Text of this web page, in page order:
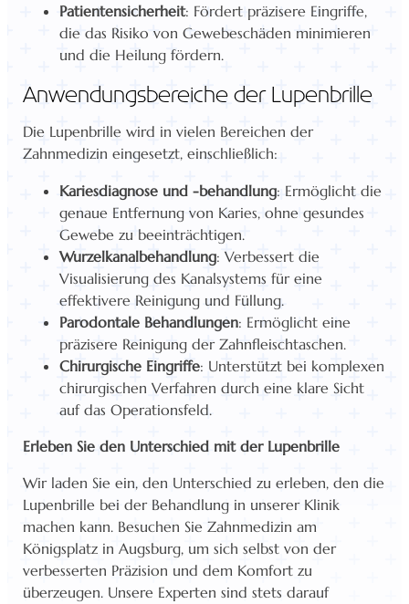
Patientensicherheit: Fördert präzisere Eingriffe,
die das Risiko von Gewebeschäden minimieren
und die Heilung fördern.
Anwendungsbereiche der Lupenbrille
Die Lupenbrille wird in vielen Bereichen der
Zahnmedizin eingesetzt, einschließlich:
Kariesdiagnose und -behandlung: Ermöglicht die
genaue Entfernung von Karies, ohne gesundes
Gewebe zu beeinträchtigen.
Wurzelkanalbehandlung: Verbessert die
Visualisierung des Kanalsystems für eine
effektivere Reinigung und Füllung.
Parodontale Behandlungen: Ermöglicht eine
präzisere Reinigung der Zahnfleischtaschen.
Chirurgische Eingriffe: Unterstützt bei komplexen
chirurgischen Verfahren durch eine klare Sicht
auf das Operationsfeld.
Erleben Sie den Unterschied mit der Lupenbrille
Wir laden Sie ein, den Unterschied zu erleben, den die
Lupenbrille bei der Behandlung in unserer Klinik
machen kann. Besuchen Sie Zahnmedizin am
Königsplatz in Augsburg, um sich selbst von der
verbesserten Präzision und dem Komfort zu
überzeugen. Unsere Experten sind stets darauf